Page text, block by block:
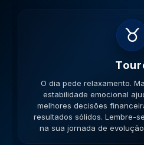
♊
O dia pede movimento.
versatilidade é seu ponto
impasses de forma criativa.
sucesso. Lembre-se que
jornada de evolução e